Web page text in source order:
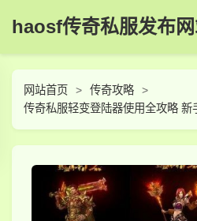
haosf传奇私服发布
网站首页
传奇攻略
传奇私服轻变登陆器使用全攻略 新